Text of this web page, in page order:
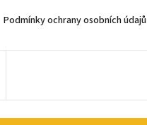
Podmínky ochrany osobních údajů